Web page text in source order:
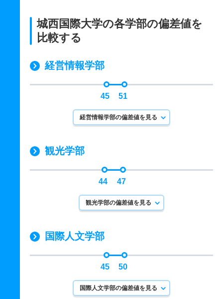
城西国際大学の各学部の偏差値を
比較する
経営情報学部
45 51
経営情報学部の偏差値を見る
観光学部
44 47
観光学部の偏差値を見る
国際人文学部
45 50
国際人文学部の偏差値を見る